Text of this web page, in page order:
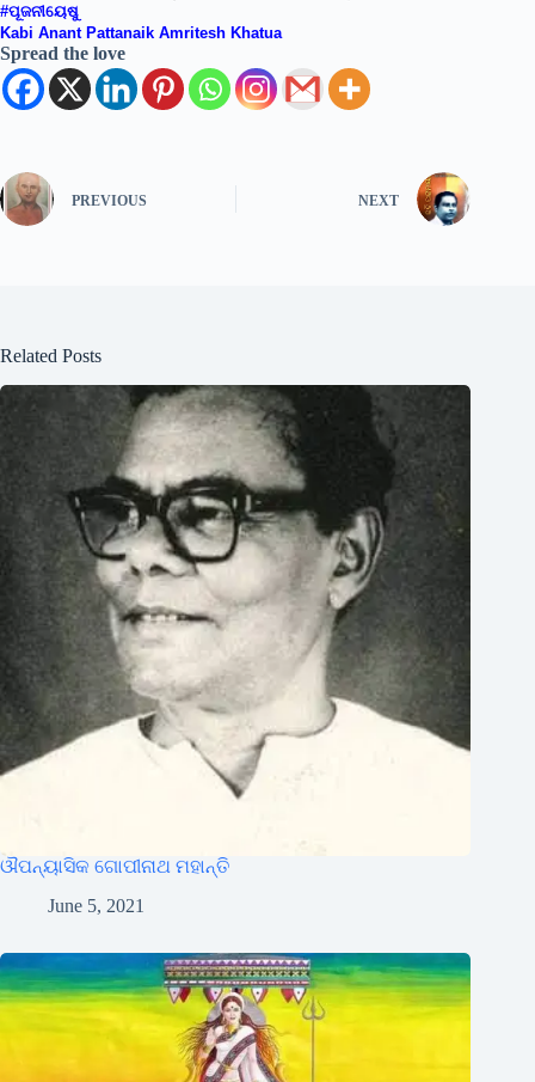
#ପୂଜନୀୟେଷୁ
Kabi Anant Pattanaik Amritesh Khatua
Spread the love
PREVIOUS NEXT
Related Posts
ଔପନ୍ୟାସିକ ଗୋପୀନାଥ ମହାନ୍ତି
June 5, 2021